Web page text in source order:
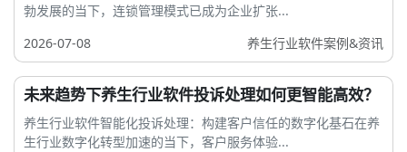
勃发展的当下，连锁管理模式已成为企业扩张...
2026-07-08
养生行业软件案例&资讯
未来趋势下养生行业软件投诉处理如何更智能高效？
养生行业软件智能化投诉处理：构建客户信任的数字化基石在养
生行业数字化转型加速的当下，客户服务体验...